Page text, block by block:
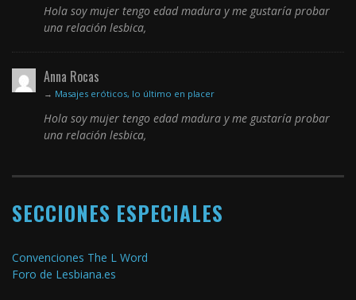
Hola soy mujer tengo edad madura y me gustaría probar
una relación lesbica,
Anna Rocas
→ Masajes eróticos, lo último en placer
Hola soy mujer tengo edad madura y me gustaría probar
una relación lesbica,
SECCIONES ESPECIALES
Convenciones The L Word
Foro de Lesbiana.es